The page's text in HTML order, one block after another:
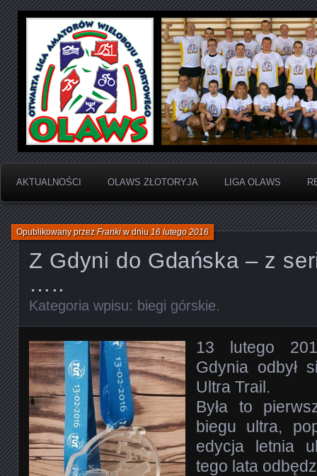
OLAWS | Otwarta
Sportowego
Otwarta Liga Amatorów Wieloboju Sportowego
AKTUALNOŚCI OLAWS ZŁOTORYJA LIGA OLAWS
Z Gdyni do Gdańska – z
…..
Opublikowany przezFrankiw dniu16 lutego 2016
Kategoria wpisu: biegi górskie.
13 lutego
Gdynia odbył
Ultra Trail.
Była to
biegu ultra,
edycja letnia
tego lata